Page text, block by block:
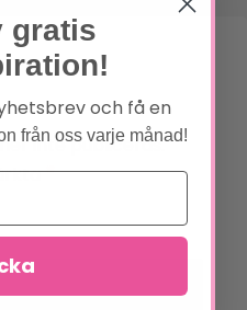
inte publiceras.
*
gratis
och få en
från oss varje månad!